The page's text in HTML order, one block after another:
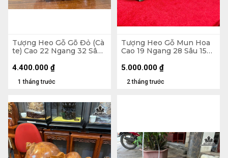
Tượng Heo Gỗ Gõ Đỏ (Cà
te) Cao 22 Ngang 32 Sâu
1 tháng trước
4.400.000 ₫
Tượng Heo Gỗ Mun Hoa
Cao 19 Ngang 28 Sâu 15
2 tháng trước
5.000.000 ₫